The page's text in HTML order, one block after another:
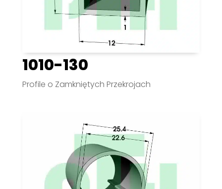
1010-130
Profile o Zamkniętych Przekrojach